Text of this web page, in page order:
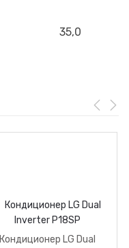
35,0
Кондиционер LG Dual